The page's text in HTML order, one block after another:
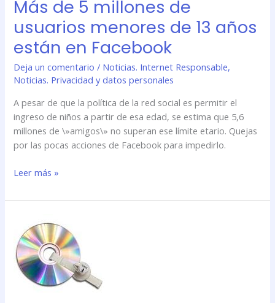
Más de 5 millones de
usuarios menores de 13 años
están en Facebook
Deja un comentario / Noticias. Internet Responsable,
Noticias. Privacidad y datos personales
A pesar de que la política de la red social es permitir el
ingreso de niños a partir de esa edad, se estima que 5,6
millones de \»amigos\» no superan ese límite etario. Quejas
por las pocas acciones de Facebook para impedirlo.
Leer más »
UU
implantará
este
año